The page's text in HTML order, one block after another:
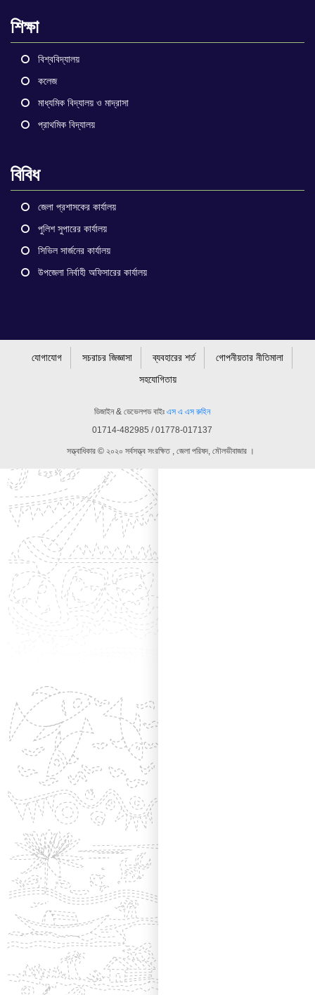
শিক্ষা
বিশ্ববিদ্যালয়
কলেজ
মাধ্যমিক বিদ্যালয় ও মাদ্রাসা
প্রাথমিক বিদ্যালয়
বিবিধ
জেলা প্রশাসকের কার্যালয়
পুলিশ সুপারের কার্যালয়
সিভিল সার্জনের কার্যালয়
উপজেলা নির্বাহী অফিসারের কার্যালয়
যোগাযোগ সচরাচর জিজ্ঞাসা ব্যবহারের শর্ত
গোপনীয়তার নীতিমালা
সহযোগিতায়
ডিজাইন & ডেভেলপড বাইঃ এস এ এস রুহিন
01714-482985 / 01778-017137
সত্ত্বাধিকার © ২০২০ সর্বসত্ত্ব সংরক্ষিত , জেলা পরিষদ, মৌলভীবাজার ।